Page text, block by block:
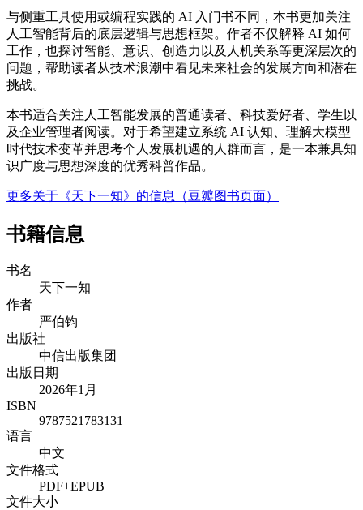
与侧重工具使用或编程实践的 AI 入门书不同，本书更加关注
人工智能背后的底层逻辑与思想框架。作者不仅解释 AI 如何
工作，也探讨智能、意识、创造力以及人机关系等更深层次的
问题，帮助读者从技术浪潮中看见未来社会的发展方向和潜在
挑战。
本书适合关注人工智能发展的普通读者、科技爱好者、学生以
及企业管理者阅读。对于希望建立系统 AI 认知、理解大模型
时代技术变革并思考个人发展机遇的人群而言，是一本兼具知
识广度与思想深度的优秀科普作品。
更多关于《天下一知》的信息（豆瓣图书页面）
书籍信息
书名
天下一知
作者
严伯钧
出版社
中信出版集团
出版日期
2026年1月
ISBN
9787521783131
语言
中文
文件格式
PDF+EPUB
文件大小